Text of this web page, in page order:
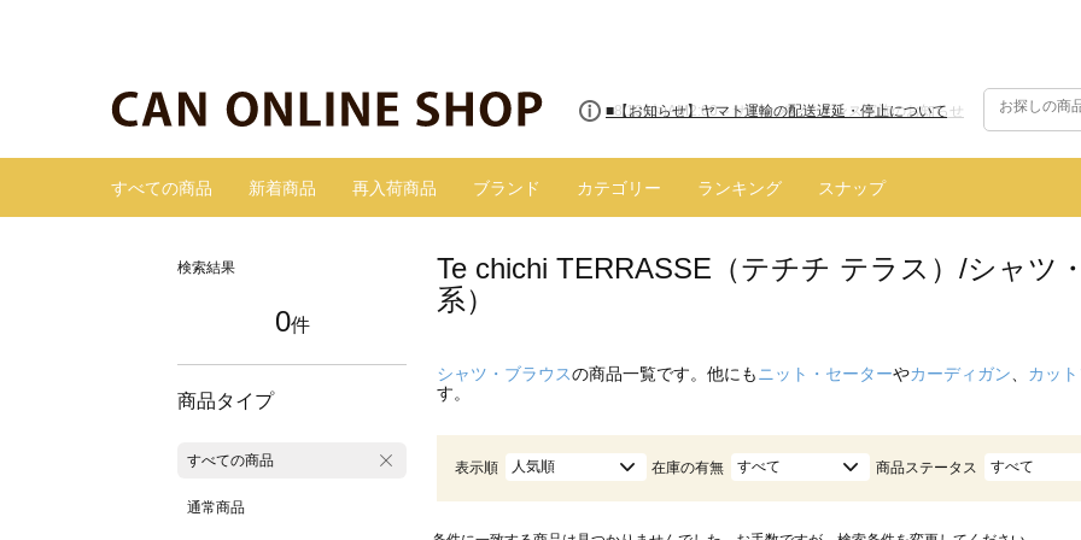
■8/13(木)AM2:00～サイトメンテナンス実施のお知らせ
■【お知らせ】ヤマト運輸の配送遅延・停止について
すべての商品 新着商品 再入荷商品 ブランド カテゴリー ランキング スナップ
検索結果
0件
商品タイプ
すべての商品
通常商品
Te chichi TERRASSE（テチチ テラス）/シャツ
系）
シャツ・ブラウスの商品一覧です。他にも ニット・セーターやカーディガン カッ
す。
表示順 人気順 在庫の有無 すべて 商品ステータス すべて